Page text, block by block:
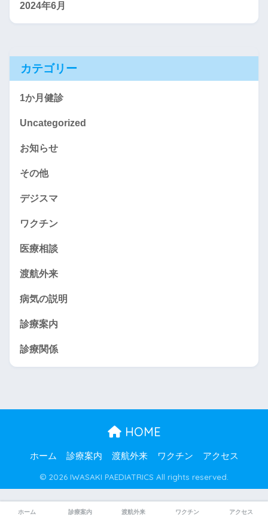
2024年6月
カテゴリー
1か月健診
Uncategorized
お知らせ
その他
デジスマ
ワクチン
医療相談
渡航外来
病気の説明
診療案内
診療関係
HOME
ホーム 診療案内 渡航外来 ワクチン アクセス
© 2026 IWASAKI PAEDIATRICS All rights reserved.
ホーム 診療案内 渡航外来 ワクチン アクセス